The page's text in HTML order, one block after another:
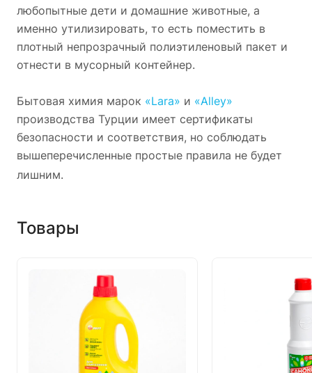
любопытные дети и домашние животные, а
именно утилизировать, то есть поместить в
плотный непрозрачный полиэтиленовый пакет и
отнести в мусорный контейнер.
Бытовая химия марок «Lara» и «Alley»
производства Турции имеет сертификаты
безопасности и соответствия, но соблюдать
вышеперечисленные простые правила не будет
лишним.
Товары